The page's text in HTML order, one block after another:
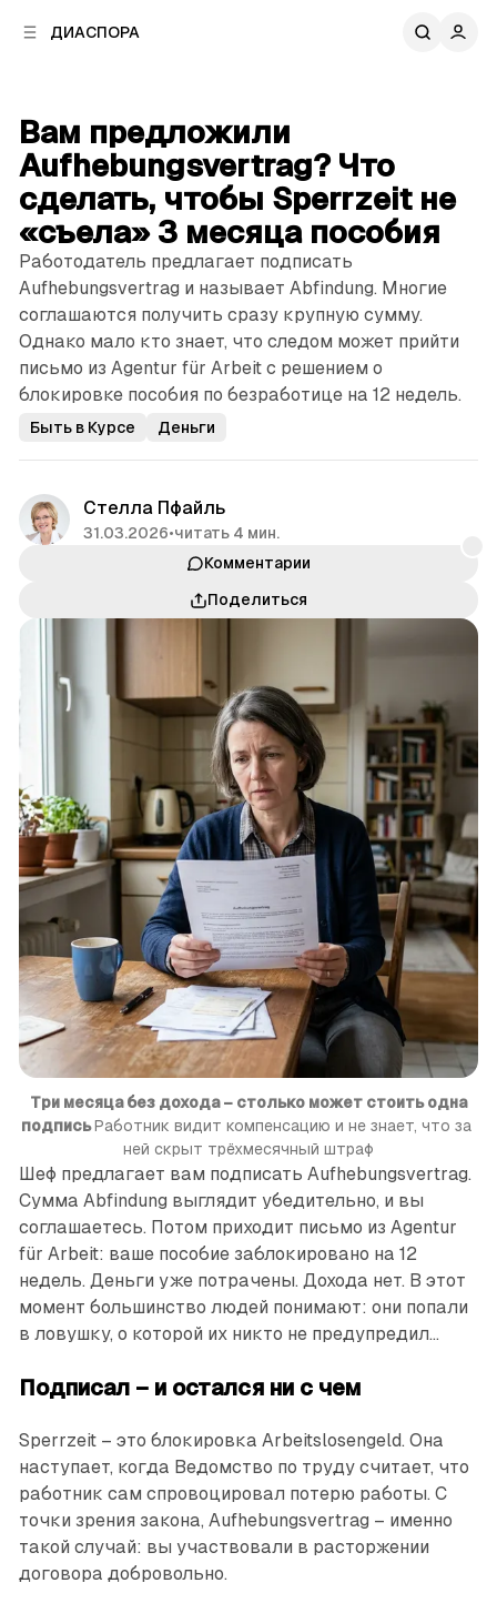
ДИАСПОРА
Вам предложили
Aufhebungsvertrag? Что
сделать, чтобы Sperrzeit не
«съела» 3 месяца пособия
Работодатель предлагает подписать
Aufhebungsvertrag и называет Abfindung. Многие
соглашаются получить сразу крупную сумму.
Однако мало кто знает, что следом может прийти
письмо из Agentur für Arbeit с решением о
блокировке пособия по безработице на 12 недель.
Быть в Курсе Деньги
Стелла Пфайль
31.03.2026•читать 4 мин.
Комментарии
Поделиться
Три месяца без дохода – столько может стоить одна
подписьРаботник видит компенсацию и не знает, что за
ней скрыт трёхмесячный штраф
Шеф предлагает вам подписать Aufhebungsvertrag.
Сумма Abfindung выглядит убедительно, и вы
соглашаетесь. Потом приходит письмо из Agentur
für Arbeit: ваше пособие заблокировано на 12
недель. Деньги уже потрачены. Дохода нет. В этот
момент большинство людей понимают: они попали
в ловушку, о которой их никто не предупредил...
Подписал – и остался ни с чем
Sperrzeit – это блокировка Arbeitslosengeld. Она
наступает, когда Ведомство по труду считает, что
работник сам спровоцировал потерю работы. С
точки зрения закона, Aufhebungsvertrag – именно
такой случай: вы участвовали в расторжении
договора добровольно.